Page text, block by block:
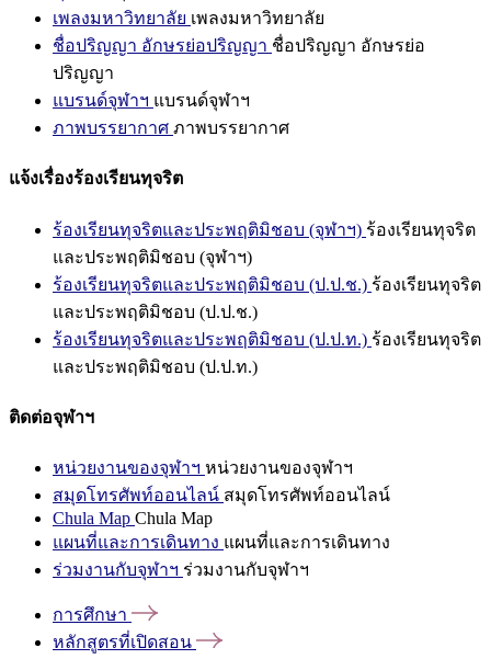
เพลงมหาวิทยาลัย เพลงมหาวิทยาลัย
ชื่อปริญญา อักษรย่อปริญญา ชื่อปริญญา อักษรย่อ
ปริญญา
แบรนด์จุฬาฯ แบรนด์จุฬาฯ
ภาพบรรยากาศ ภาพบรรยากาศ
แจ้งเรื่องร้องเรียนทุจริต
ร้องเรียนทุจริตและประพฤติมิชอบ (จุฬาฯ) ร้องเรียนทุจริต
และประพฤติมิชอบ (จุฬาฯ)
ร้องเรียนทุจริตและประพฤติมิชอบ (ป.ป.ช.) ร้องเรียนทุจริต
และประพฤติมิชอบ (ป.ป.ช.)
ร้องเรียนทุจริตและประพฤติมิชอบ (ป.ป.ท.) ร้องเรียนทุจริต
และประพฤติมิชอบ (ป.ป.ท.)
ติดต่อจุฬาฯ
หน่วยงานของจุฬาฯ หน่วยงานของจุฬาฯ
สมุดโทรศัพท์ออนไลน์ สมุดโทรศัพท์ออนไลน์
Chula Map Chula Map
แผนที่และการเดินทาง แผนที่และการเดินทาง
ร่วมงานกับจุฬาฯ ร่วมงานกับจุฬาฯ
การศึกษา
หลักสูตรที่เปิดสอน